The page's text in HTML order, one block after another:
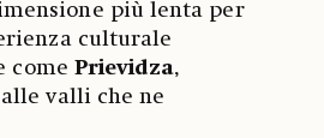
più lenta per
culturale
come Prievidza,
valli che ne